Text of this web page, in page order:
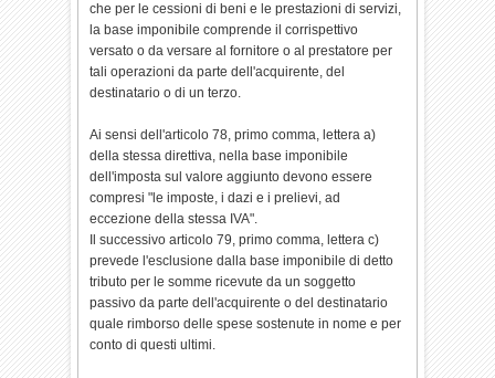
che per le cessioni di beni e le prestazioni di servizi,
la base imponibile comprende il corrispettivo
versato o da versare al fornitore o al prestatore per
tali operazioni da parte dell'acquirente, del
destinatario o di un terzo.
Ai sensi dell'articolo 78, primo comma, lettera a)
della stessa direttiva, nella base imponibile
dell'imposta sul valore aggiunto devono essere
compresi "le imposte, i dazi e i prelievi, ad
eccezione della stessa IVA".
Il successivo articolo 79, primo comma, lettera c)
prevede l'esclusione dalla base imponibile di detto
tributo per le somme ricevute da un soggetto
passivo da parte dell'acquirente o del destinatario
quale rimborso delle spese sostenute in nome e per
conto di questi ultimi.